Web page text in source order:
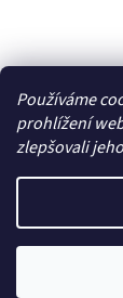
Používáme
prohlížení
zlepšovali
á
Copyright